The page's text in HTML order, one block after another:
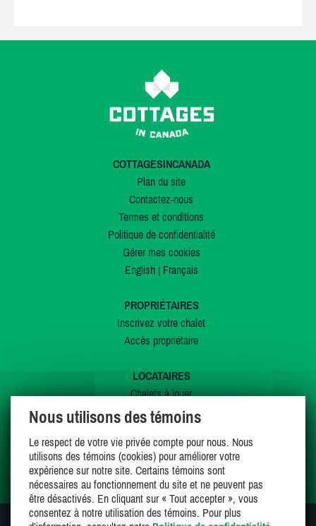
COTTAGESINCANADA
Plan du site
Contactez-nous
Termes et conditions
Politique de confidentialité
Gérer mes cookies
English| Français
PROPRIÉTAIRES
Inscrivez votre chalet
Accès propriétaire
LOCATAIRES
Chalets à louer
Chalets à vendre
Offres spéciales
Mes favoris
Nous utilisons des témoins
Le respect de votre vie privée compte pour nous. Nous
utilisons des témoins (cookies) pour améliorer votre
expérience sur notre site. Certains témoins sont
nécessaires au fonctionnement du site et ne peuvent pas
être désactivés. En cliquant sur « Tout accepter », vous
consentez à notre utilisation des témoins. Pour plus